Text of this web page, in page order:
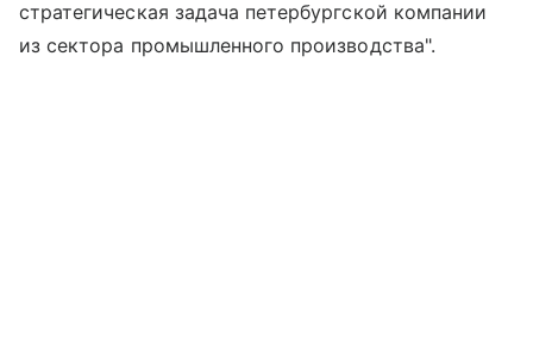
стратегическая задача петербургской компании
из сектора промышленного производства".